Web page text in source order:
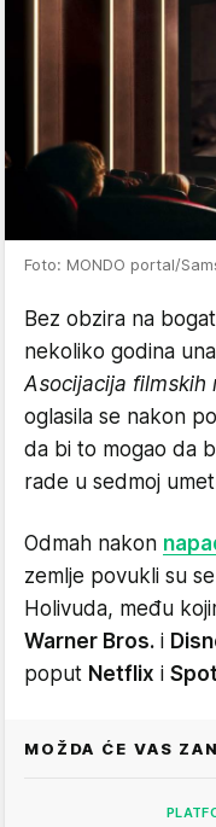
Foto: MONDO portal/
Bez obzira na
nekoliko godina
Asocijacija filmskih
oglasila se nakon
da bi to mogao da
rade u sedmoj
Odmah nakon
zemlje povukli su
Holivuda, među
Warner Bros. i
poput Netflix i
MOŽDA ĆE VAS